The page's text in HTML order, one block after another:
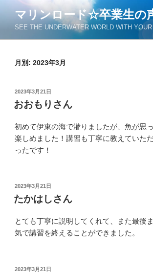
ン
マリンロード☆卒業生の
SEE THE UNDERWATER WORLD WITH
月別: 2023年3月
投
稿
日:
2023年3月21日
おおもりさん
初めて伊東の海で潜りましたが、魚が思
楽しめました！講習も丁寧に教えていた
ったです！
投
稿
日:
2023年3月21日
たかはしさん
とても丁寧に説明してくれて、また最後
気で講習を終えることができました。
投
2023年3月21日